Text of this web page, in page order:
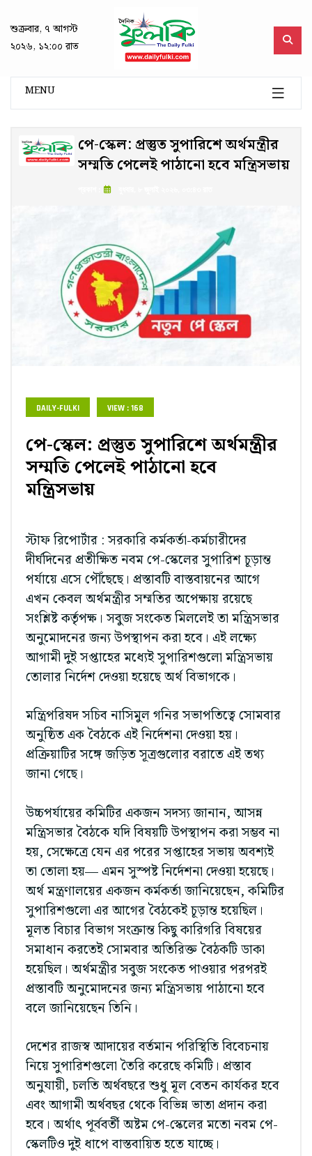
শুক্রবার, ৭ আগস্ট
২০২৬, ১২:০০ রাত
MENU
পে-স্কেল: প্রস্তুত সুপারিশে অর্থমন্ত্রীর
সম্মতি পেলেই পাঠানো হবে মন্ত্রিসভায়
DAILY-FULKI VIEW : 168
পে-স্কেল: প্রস্তুত সুপারিশে অর্থমন্ত্রীর
সম্মতি পেলেই পাঠানো হবে
মন্ত্রিসভায়
স্টাফ রিপোর্টার : সরকারি কর্মকর্তা-কর্মচারীদের
দীর্ঘদিনের প্রতীক্ষিত নবম পে-স্কেলের সুপারিশ চূড়ান্ত
পর্যায়ে এসে পৌঁছেছে। প্রস্তাবটি বাস্তবায়নের আগে
এখন কেবল অর্থমন্ত্রীর সম্মতির অপেক্ষায় রয়েছে
সংশ্লিষ্ট কর্তৃপক্ষ। সবুজ সংকেত মিললেই তা মন্ত্রিসভার
অনুমোদনের জন্য উপস্থাপন করা হবে। এই লক্ষ্যে
আগামী দুই সপ্তাহের মধ্যেই সুপারিশগুলো মন্ত্রিসভায়
তোলার নির্দেশ দেওয়া হয়েছে অর্থ বিভাগকে।
মন্ত্রিপরিষদ সচিব নাসিমুল গনির সভাপতিত্বে সোমবার
অনুষ্ঠিত এক বৈঠকে এই নির্দেশনা দেওয়া হয়।
প্রক্রিয়াটির সঙ্গে জড়িত সূত্রগুলোর বরাতে এই তথ্য
জানা গেছে।
উচ্চপর্যায়ের কমিটির একজন সদস্য জানান, আসন্ন
মন্ত্রিসভার বৈঠকে যদি বিষয়টি উপস্থাপন করা সম্ভব না
হয়, সেক্ষেত্রে যেন এর পরের সপ্তাহের সভায় অবশ্যই
তা তোলা হয়— এমন সুস্পষ্ট নির্দেশনা দেওয়া হয়েছে।
অর্থ মন্ত্রণালয়ের একজন কর্মকর্তা জানিয়েছেন, কমিটির
সুপারিশগুলো এর আগের বৈঠকেই চূড়ান্ত হয়েছিল।
মূলত বিচার বিভাগ সংক্রান্ত কিছু কারিগরি বিষয়ের
সমাধান করতেই সোমবার অতিরিক্ত বৈঠকটি ডাকা
হয়েছিল। অর্থমন্ত্রীর সবুজ সংকেত পাওয়ার পরপরই
প্রস্তাবটি অনুমোদনের জন্য মন্ত্রিসভায় পাঠানো হবে
বলে জানিয়েছেন তিনি।
দেশের রাজস্ব আদায়ের বর্তমান পরিস্থিতি বিবেচনায়
নিয়ে সুপারিশগুলো তৈরি করেছে কমিটি। প্রস্তাব
অনুযায়ী, চলতি অর্থবছরে শুধু মূল বেতন কার্যকর হবে
এবং আগামী অর্থবছর থেকে বিভিন্ন ভাতা প্রদান করা
হবে। অর্থাৎ পূর্ববর্তী অষ্টম পে-স্কেলের মতো নবম পে-
স্কেলটিও দুই ধাপে বাস্তবায়িত হতে যাচ্ছে।